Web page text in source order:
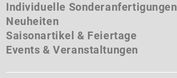
Individuelle Sonderanfertigungen
Neuheiten
Saisonartikel & Feiertage
Events & Veranstaltungen